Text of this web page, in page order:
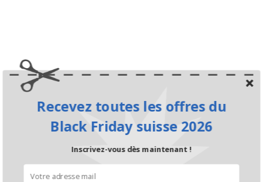
Recevez toutes les offres du
Black Friday suisse 2026
Inscrivez-vous dès maintenant !